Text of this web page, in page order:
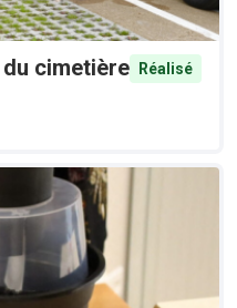
cimetière
Réalisé